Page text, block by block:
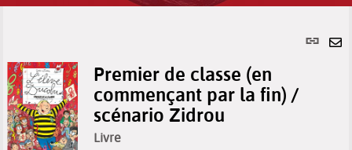
link
Premier de classe (en
commençant par la fin) /
scénario Zidrou
Livre